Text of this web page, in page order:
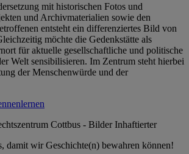
mit historischen Fotos und
und Archivmaterialien sowie den
entsteht ein differenziertes Bild von
möchte die Gedenkstätte als
für aktuelle gesellschaftliche und politische
Welt sensibilisieren. Im Zentrum steht hierbei
der Menschenwürde und der
damit wir Geschichte(n) bewahren können!